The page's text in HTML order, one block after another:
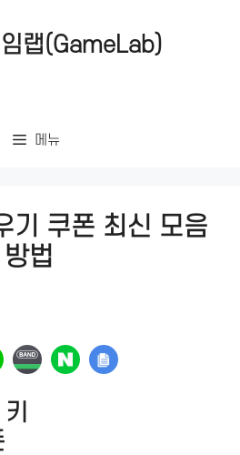
랩(GameLab)
메뉴
기 쿠폰 최신 모음
법